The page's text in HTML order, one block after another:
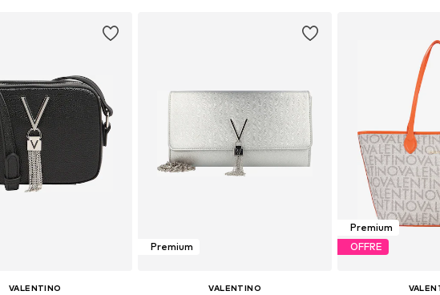
VALENTINO
Premium
VALENTINO
Premium
OFFRE